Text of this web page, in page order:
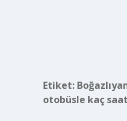
Etiket:
otobüsle kaç saat